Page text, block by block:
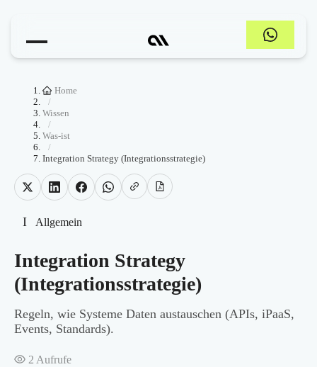
Home
/
Wissen
/
Was-ist
/
Integration Strategy (Integrationsstrategie)
I Allgemein
Integration Strategy
(Integrationsstrategie)
Regeln, wie Systeme Daten austauschen (APIs, iPaaS,
Events, Standards).
2 Aufrufe